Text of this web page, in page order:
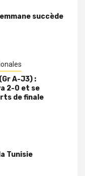
succède
A-J3) :
2-0 et se
de finale
Tunisie